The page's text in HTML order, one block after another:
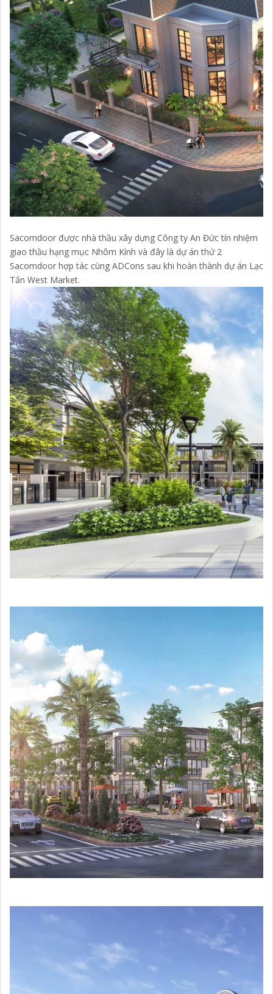
Sacomdoor được nhà thầu xây dựng Công ty An Đức tín nhiệm
giao thầu hạng mục Nhôm Kính và đây là dự án thứ 2
Sacomdoor hợp tác cùng ADCons sau khi hoàn thành dự án Lạc
Tấn West Market.